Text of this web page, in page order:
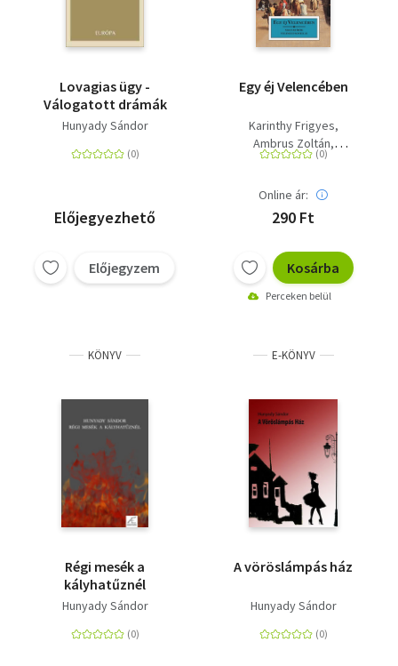
Lovagias ügy -
Válogatott drámák
Hunyady Sándor
Előjegyezhető
Előjegyzem
Egy éj Velencében
Karinthy Frigyes
Ambrus Zoltán
Bródy Sándor
Móra Ferenc Lovik Károly
Szini Gyula Márai Sándor
Hunyady Sándor
Szép Ernő
Cs. Szabó LÁszló
Online ár:
290 Ft
Kosárba
Perceken belül
KÖNYV
Régi mesék a
kályhatűznél
Hunyady Sándor
E-KÖNYV
A vöröslámpás ház
Hunyady Sándor